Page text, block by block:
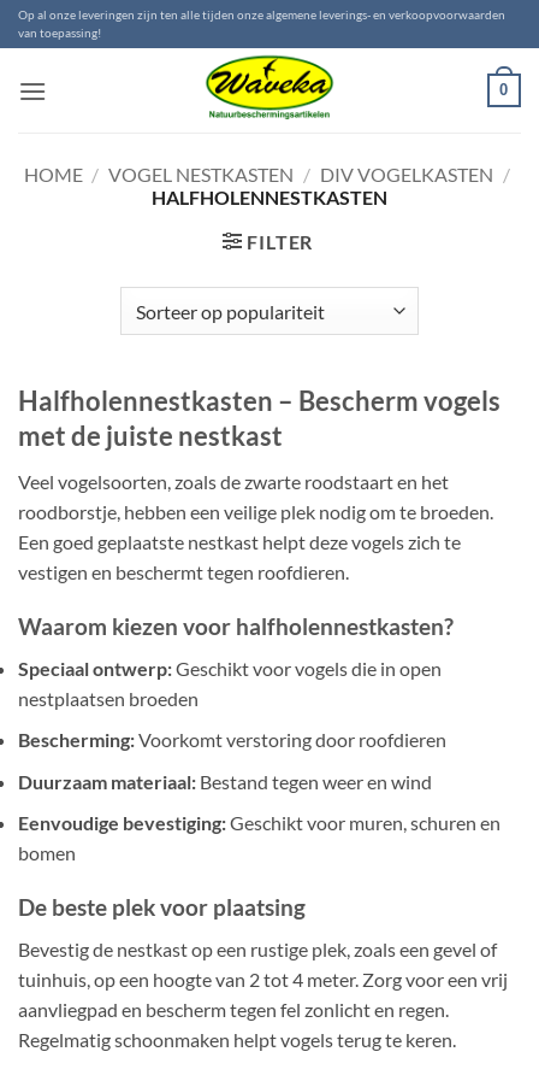
Ga
naar
Op al onze leveringen zijn ten alle tijden onze algemene leverings- en verkoopvoorwaarden
van toepassing!
0
HOME / VOGEL NESTKASTEN / DIV VOGELKASTEN /
HALFHOLENNESTKASTEN
FILTER
Halfholennestkasten – Bescherm vogels
met de juiste nestkast
Veel vogelsoorten, zoals de zwarte roodstaart en het
roodborstje, hebben een veilige plek nodig om te broeden.
Een goed geplaatste nestkast helpt deze vogels zich te
vestigen en beschermt tegen roofdieren.
Waarom kiezen voor halfholennestkasten?
Speciaal ontwerp:Geschikt voor vogels die in open
nestplaatsen broeden
Bescherming:Voorkomt verstoring door roofdieren
Duurzaam materiaal: Bestand tegen weer en wind
Eenvoudige bevestiging:Geschikt voor muren, schuren en
bomen
De beste plek voor plaatsing
Bevestig de nestkast op een rustige plek, zoals een gevel of
tuinhuis, op een hoogte van 2 tot 4 meter. Zorg voor een vrij
aanvliegpad en bescherm tegen fel zonlicht en regen.
Regelmatig schoonmaken helpt vogels terug te keren.